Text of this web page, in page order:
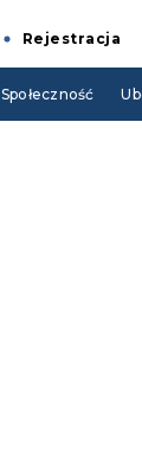
Rejestracja
Społeczność